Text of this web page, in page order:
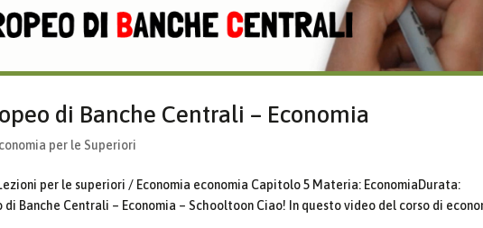
di Banche Centrali – Economia
per le Superiori
per le superiori / Economia economia Capitolo 5 Materia: EconomiaDurata:
di Banche Centrali – Economia – Schooltoon Ciao! In questo video del corso di